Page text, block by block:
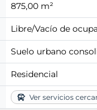
875,00 m²
Libre/Vacío de
Suelo urbano
Residencial
Ver servicios